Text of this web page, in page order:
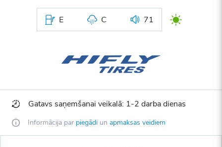
E C 71
Gatavs saņemšanai veikalā: 1-2 darba dienas
Informācija par piegādi un apmaksas veidiem